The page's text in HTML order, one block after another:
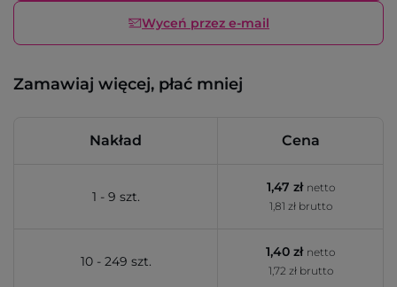
Wyceń przez e-mail
Zamawiaj więcej, płać mniej
Nakład Cena
1 - 9 szt.
1,47 zł netto
1,81 zł brutto
10 - 249 szt.
1,40 zł netto
1,72 zł brutto